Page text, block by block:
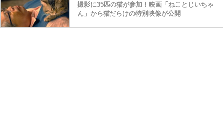
撮影に35匹の猫が参加！映画「ねことじいちゃ
ん」から猫だらけの特別映像が公開